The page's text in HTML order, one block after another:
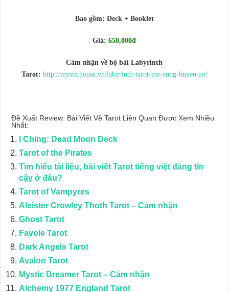
Journey Of Love Oracle – Lá Số 65: The Breaking
Bao gồm: Deck + Booklet
Giá:650,000đ
Cảm nhận về bộ bài Labyrinth
Tarot: http://mystichouse.vn/labyrinth-tarot-me-cung-huyen-ao/
Đề Xuất Review: Bài Viết Về Tarot Liên Quan Được Xem Nhiều
Nhất:
I Ching: Dead Moon Deck
Tarot of the Pirates
Tìm hiểu tài liệu, bài viết Tarot tiếng việt đáng tin
cậy ở đâu?
Tarot of Vampyres
Aleister Crowley Thoth Tarot – Cảm nhận
Ghost Tarot
Favole Tarot
Dark Angels Tarot
Avalon Tarot
Mystic Dreamer Tarot – Cảm nhận
Alchemy 1977 England Tarot